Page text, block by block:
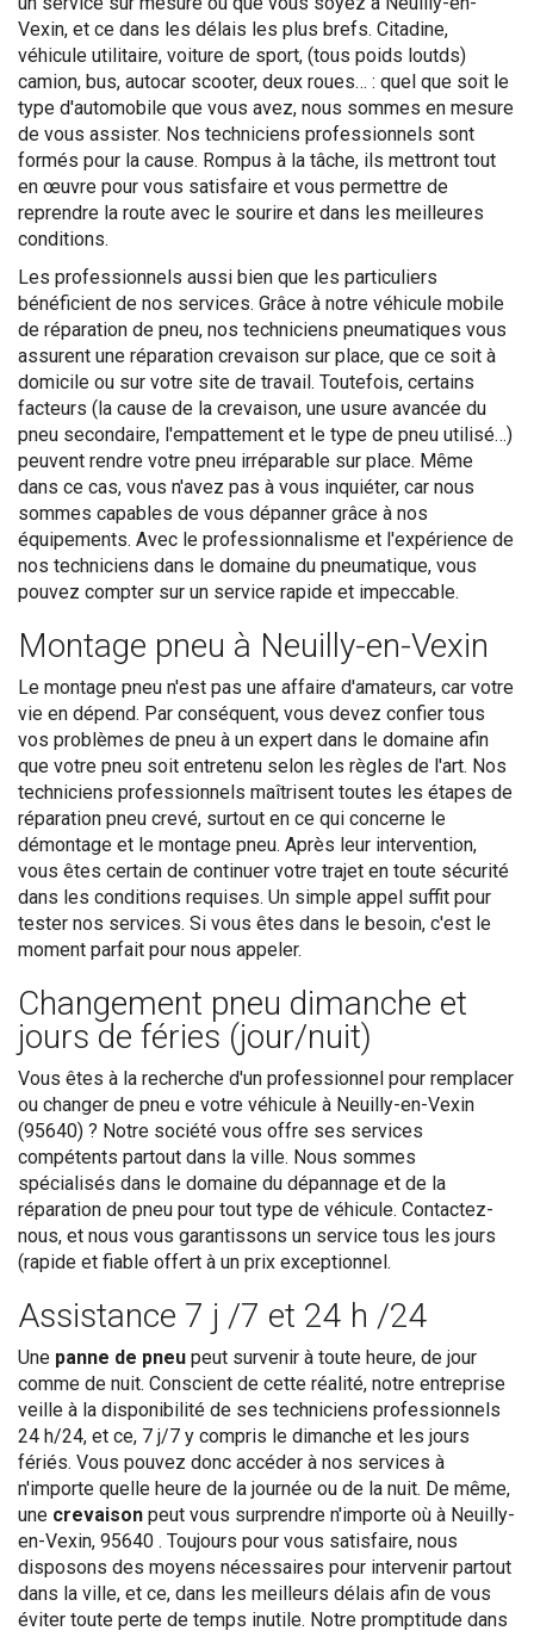
Vexin, et ce dans les délais les plus brefs. Citadine,
véhicule utilitaire, voiture de sport, (tous poids loutds)
camion, bus, autocar scooter, deux roues… : quel que soit le
type d'automobile que vous avez, nous sommes en mesure
de vous assister. Nos techniciens professionnels sont
formés pour la cause. Rompus à la tâche, ils mettront tout
en œuvre pour vous satisfaire et vous permettre de
reprendre la route avec le sourire et dans les meilleures
conditions.
Les professionnels aussi bien que les particuliers
bénéficient de nos services. Grâce à notre véhicule mobile
de réparation de pneu, nos techniciens pneumatiques vous
assurent une réparation crevaison sur place, que ce soit à
domicile ou sur votre site de travail. Toutefois, certains
facteurs (la cause de la crevaison, une usure avancée du
pneu secondaire, l'empattement et le type de pneu utilisé…)
peuvent rendre votre pneu irréparable sur place. Même
dans ce cas, vous n'avez pas à vous inquiéter, car nous
sommes capables de vous dépanner grâce à nos
équipements. Avec le professionnalisme et l'expérience de
nos techniciens dans le domaine du pneumatique, vous
pouvez compter sur un service rapide et impeccable.
Montage pneu à Neuilly-en-Vexin
Le montage pneu n'est pas une affaire d'amateurs, car votre
vie en dépend. Par conséquent, vous devez confier tous
vos problèmes de pneu à un expert dans le domaine afin
que votre pneu soit entretenu selon les règles de l'art. Nos
techniciens professionnels maîtrisent toutes les étapes de
réparation pneu crevé, surtout en ce qui concerne le
démontage et le montage pneu. Après leur intervention,
vous êtes certain de continuer votre trajet en toute sécurité
dans les conditions requises. Un simple appel suffit pour
tester nos services. Si vous êtes dans le besoin, c'est le
moment parfait pour nous appeler.
Changement pneu dimanche et
jours de féries (jour/nuit)
Vous êtes à la recherche d'un professionnel pour remplacer
ou changer de pneu e votre véhicule à Neuilly-en-Vexin
(95640) ? Notre société vous offre ses services
compétents partout dans la ville. Nous sommes
spécialisés dans le domaine du dépannage et de la
réparation de pneu pour tout type de véhicule. Contactez-
nous, et nous vous garantissons un service tous les jours
(rapide et fiable offert à un prix exceptionnel.
Assistance 7 j /7 et 24 h /24
Une panne de pneu peut survenir à toute heure, de jour
comme de nuit. Conscient de cette réalité, notre entreprise
veille à la disponibilité de ses techniciens professionnels
24 h/24, et ce, 7 j/7 y compris le dimanche et les jours
fériés. Vous pouvez donc accéder à nos services à
n'importe quelle heure de la journée ou de la nuit. De même,
une crevaison peut vous surprendre n'importe où à Neuilly-
en-Vexin, 95640 . Toujours pour vous satisfaire, nous
disposons des moyens nécessaires pour intervenir partout
dans la ville, et ce, dans les meilleurs délais afin de vous
éviter toute perte de temps inutile. Notre promptitude dans